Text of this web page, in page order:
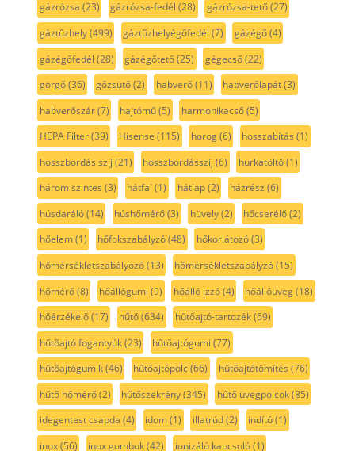
gázrózsa (23) gázrózsa-fedél (28) gázrózsa-tető(27)
gáztűzhely(499) gáztűzhelyégőfedél (7) gázégő(4)
gázégőfedél (28) gázégőtető(25) gégecső(22)
görgő(36) gőzsütő(2) habverő(11) habverőlapát(3)
habverőszár(7) hajtómű(5) harmonikacső(5)
HEPA Filter(39) Hisense (115) horog(6) hosszabítás (1)
hosszbordás szíj (21) hosszbordásszíj (6) hurkatöltő(1)
három szintes (3) hátfal (1) hátlap(2) házrész (6)
húsdaráló(14) húshőmérő(3) hüvely(2) hőcserélő(2)
hőelem(1) hőfokszabályzó(48) hőkorlátozó(3)
hőmérsékletszabályozó(13) hőmérsékletszabályzó(15)
hőmérő(8) hőállógumi (9) hőálló izzó(4) hőállóüveg(18)
hőérzékelő(17) hűtő(634) hűtőajtó-tartozék(69)
hűtőajtó fogantyúk(23) hűtőajtógumi (77)
hűtőajtógumik(46) hűtőajtópolc(66) hűtőajtótömítés (76)
hűtő hőmérő(2) hűtőszekrény(345) hűtő üvegpolcok(85)
idegentest csapda (4) idom(1) illatrúd(2) indító(1)
inox(56) inox gombok(42) ionizáló kapcsoló(1)